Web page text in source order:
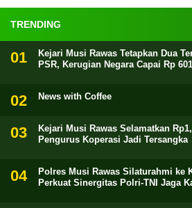
TRENDING
Kejari Musi Rawas Tetapkan Dua
PSR, Kerugian Negara Capai Rp
News with Coffee
Kejari Musi Rawas Selamatkan
Pengurus Koperasi Jadi Tersangka
Polres Musi Rawas Silaturahmi ke
Perkuat Sinergitas Polri-TNI Jaga